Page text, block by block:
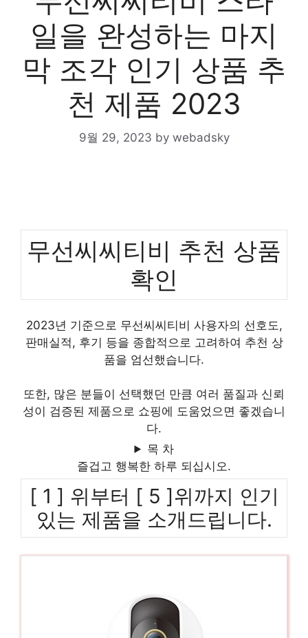
일을 완성하는 마지
막 조각 인기 상품 추
천 제품 2023
9월 29, 2023 by webadsky
무선씨씨티비 추천 상품
확인
2023년 기준으로 무선씨씨티비 사용자의 선호도,
판매실적, 후기 등을 종합적으로 고려하여 추천 상
품을 엄선했습니다.
또한, 많은 분들이 선택했던 만큼 여러 품질과 신뢰
성이 검증된 제품으로 쇼핑에 도움었으면 좋겠습니
다.
목 차
즐겁고 행복한 하루 되십시오.
[ 1 ] 위부터 [ 5 ]위까지 인기
있는 제품을 소개드립니다.